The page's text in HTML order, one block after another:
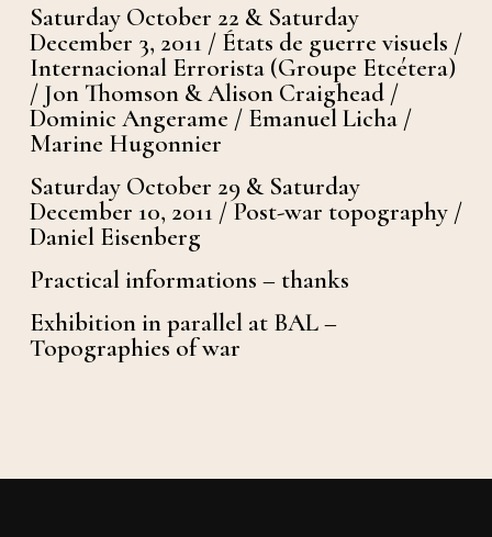
Saturday October 22 & Saturday
December 3, 2011 / États de guerre visuels /
Internacional Errorista (Groupe Etcétera)
/ Jon Thomson & Alison Craighead /
Dominic Angerame / Emanuel Licha /
Marine Hugonnier
Saturday October 29 & Saturday
December 10, 2011 / Post-war topography /
Daniel Eisenberg
Practical informations – thanks
Exhibition in parallel at BAL –
Topographies of war